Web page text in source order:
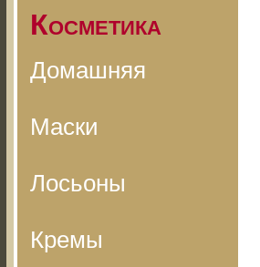
Косметика
Домашняя
Маски
Лосьоны
Кремы